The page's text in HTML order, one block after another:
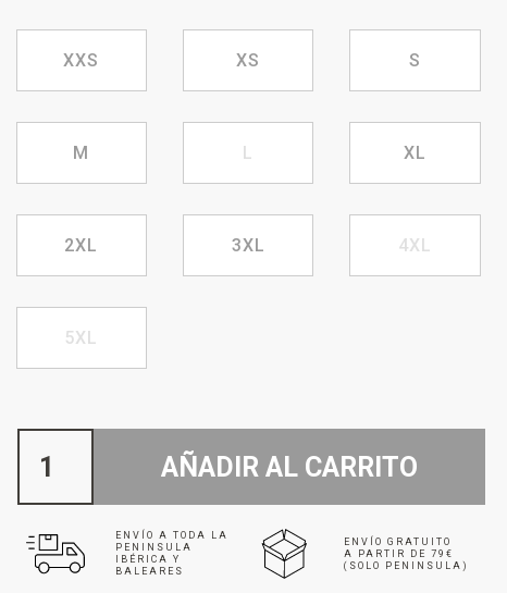
XXS XS S
M L XL
2XL 3XL 4XL
5XL
AÑADIR AL CARRITO
ENVÍO A TODA LA
PENINSULA
IBÉRICA Y
BALEARES
ENVÍO GRATUITO
A PARTIR DE 79€
(SOLO PENINSULA)